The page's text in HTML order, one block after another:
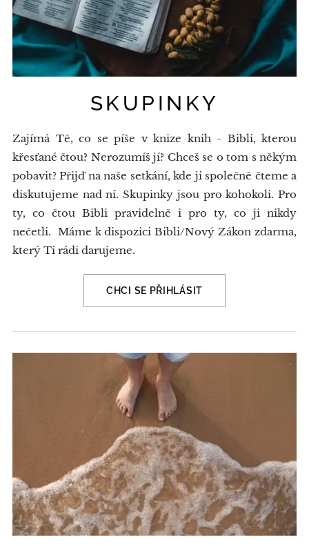
SKUPINKY
Zajímá Tě, co se píše v knize knih - Bibli, kterou
křesťané čtou? Nerozumíš jí? Chceš se o tom s někým
pobavit? Přijď na naše setkání, kde ji společně čteme a
diskutujeme nad ní. Skupinky jsou pro kohokoli. Pro
ty, co čtou Bibli pravidelně i pro ty, co ji nikdy
nečetli. Máme k dispozici Bibli/Nový Zákon zdarma,
který Ti rádi darujeme.
CHCI SE PŘIHLÁSIT